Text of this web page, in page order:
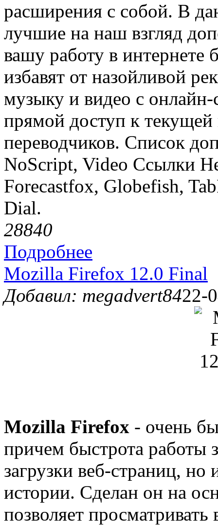
расширения с собой. В
лучшие на наш взгляд
вашу работу в интернете
избавят от назойливой
музыку и видео с
прямой доступ к текущей
переводчиков. Список
NoScript, Video Ссылки
Forecastfox, Globefish,
Dial.
28840
Подробнее
Mozilla Firefox 12.0 Final
Добавил: megadvert8422-
Mozilla Firefox - очень
причем быстрота работы
загрузки веб-страниц, но
истории. Сделан он на
позволяет